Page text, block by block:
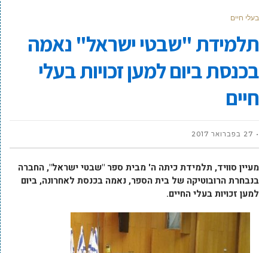
בעלי חיים
תלמידת "שבטי ישראל" נאמה
בכנסת ביום למען זכויות בעלי
חיים
27 בפברואר 2017
מעיין סוויד, תלמידת כיתה ה' מבית ספר "שבטי ישראל", החברה
בנבחרת הרובוטיקה של בית הספר, נאמה בכנסת לאחרונה, ביום
למען זכויות בעלי החיים.